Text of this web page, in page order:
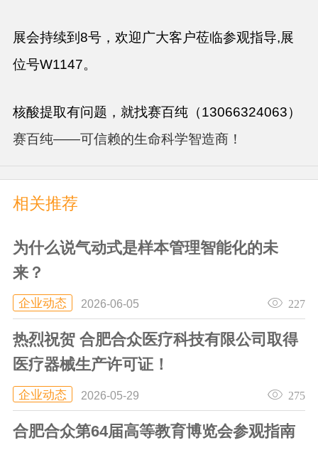
展会持续到8号，欢迎广大客户莅临参观指导,展
位号W1147。
核酸提取有问题，就找赛百纯（13066324063）
赛百纯——可信赖的生命科学智造商！
相关推荐
为什么说气动式是样本管理智能化的未
来？
企业动态 2026-06-05 227
热烈祝贺 合肥合众医疗科技有限公司取得
医疗器械生产许可证！
企业动态 2026-05-29 275
合肥合众第64届高等教育博览会参观指南